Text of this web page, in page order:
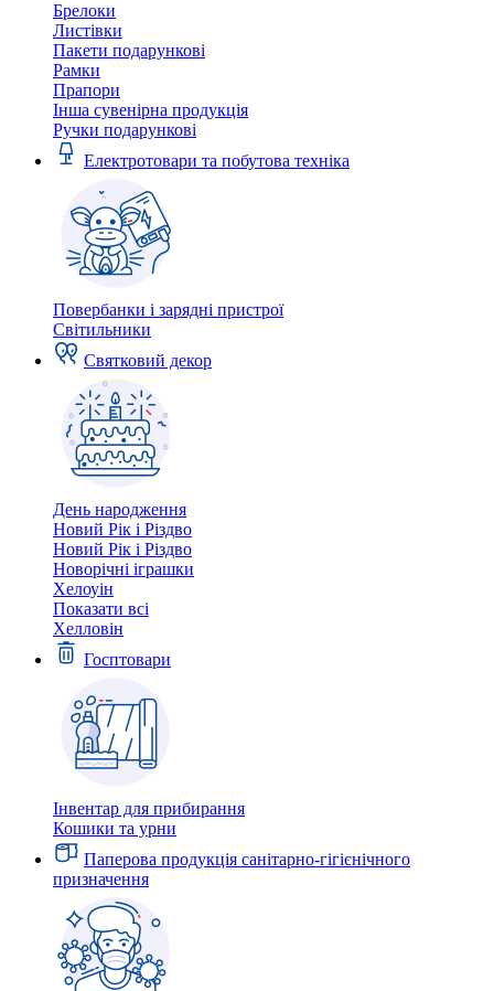
Брелоки
Листівки
Пакети подарункові
Рамки
Прапори
Інша сувенірна продукція
Ручки подарункові
Електротовари та побутова техніка
Повербанки і зарядні пристрої
Світильники
Святковий декор
День народження
Новий Рік і Різдво
Новий Рік і Різдво
Новорічні іграшки
Хелоуін
Показати всі
Хелловін
Госптовари
Інвентар для прибирання
Кошики та урни
Паперова продукція санітарно-гігієнічного
призначення